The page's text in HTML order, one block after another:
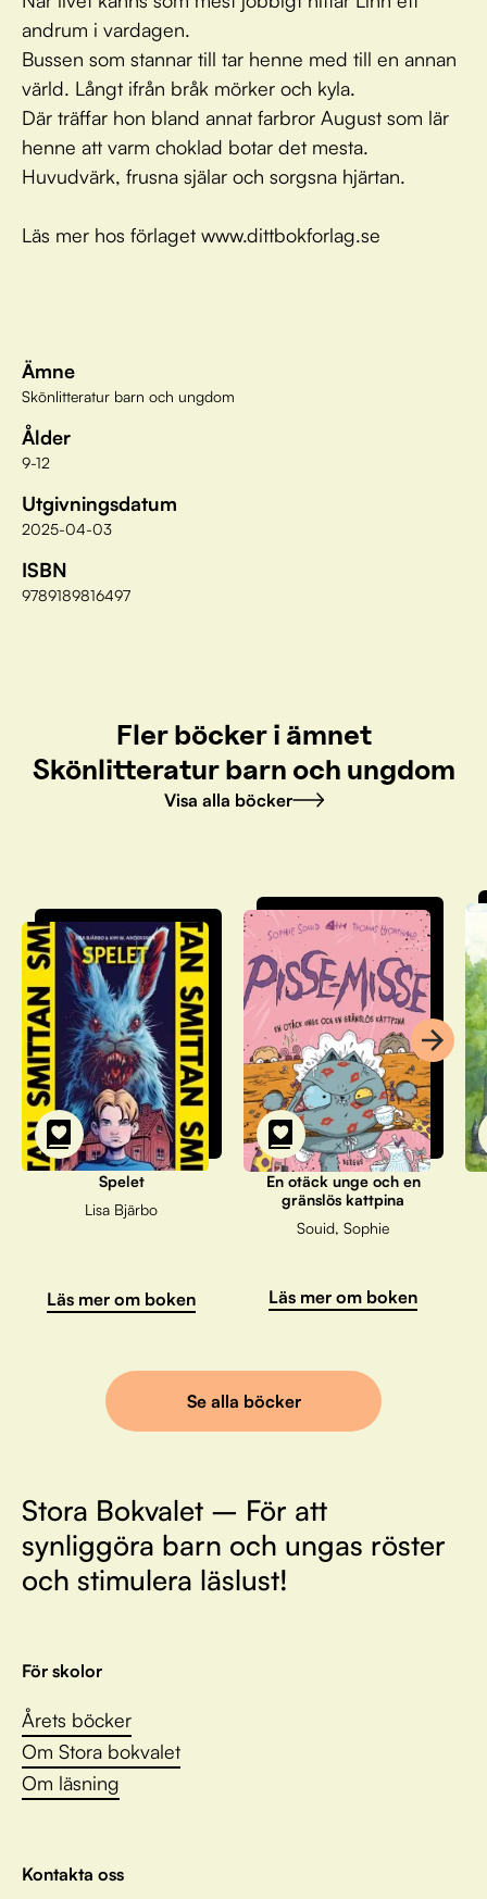
andrum i vardagen.
Bussen som stannar till tar henne med till en annan
värld. Långt ifrån bråk mörker och kyla.
Där träffar hon bland annat farbror August som lär
henne att varm choklad botar det mesta.
Huvudvärk, frusna själar och sorgsna hjärtan.
Läs mer hos förlaget www.dittbokforlag.se
Ämne
Skönlitteratur barn och ungdom
Ålder
9-12
Utgivningsdatum
2025-04-03
ISBN
9789189816497
Fler böcker i ämnet
Skönlitteratur barn och ungdom
Visa alla böcker
Spelet
Lisa Bjärbo
Läs mer om boken
En otäck unge och en
gränslös kattpina
Souid, Sophie
Läs mer om boken
Se alla böcker
Stora Bokvalet – För att
synliggöra barn och ungas röster
och stimulera läslust!
För skolor
Årets böcker
Om Stora bokvalet
Om läsning
Kontakta oss